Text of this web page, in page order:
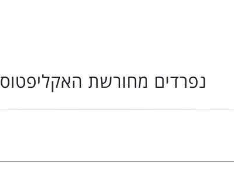
נפרדים מחורשת האקליפטוס